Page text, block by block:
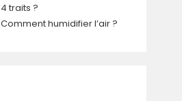
4 traits ?
Comment humidifier l’air ?